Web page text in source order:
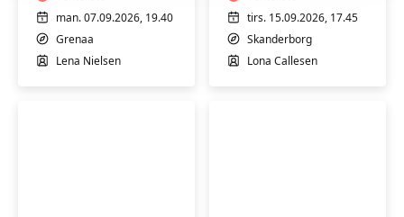
man. 07.09.2026, 19.40
Grenaa
Lena Nielsen
tirs. 15.09.2026, 17.45
Skanderborg
Lona Callesen